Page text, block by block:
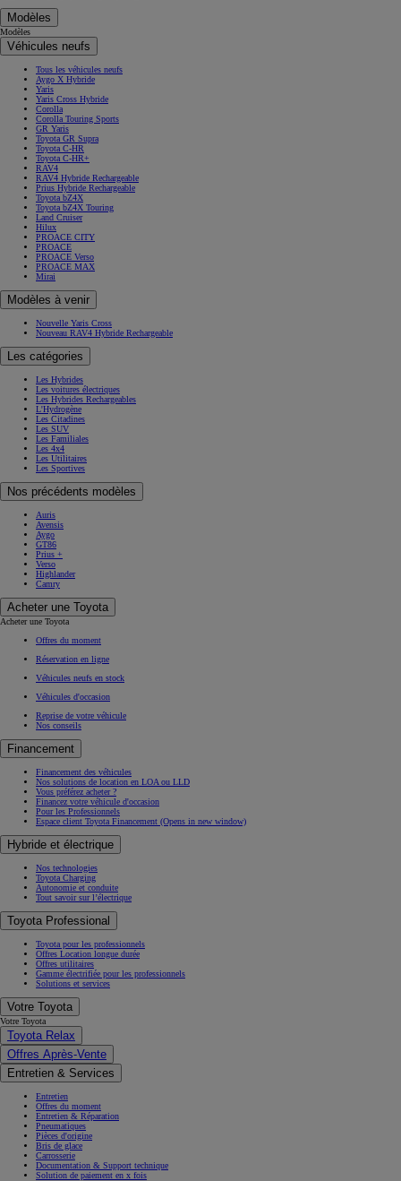
Modèles
Modèles
Véhicules neufs
Tous les véhicules neufs
Aygo X Hybride
Yaris
Yaris Cross Hybride
Corolla
Corolla Touring Sports
GR Yaris
Toyota GR Supra
Toyota C-HR
Toyota C-HR+
RAV4
RAV4 Hybride Rechargeable
Prius Hybride Rechargeable
Toyota bZ4X
Toyota bZ4X Touring
Land Cruiser
Hilux
PROACE CITY
PROACE
PROACE Verso
PROACE MAX
Mirai
Modèles à venir
Nouvelle Yaris Cross
Nouveau RAV4 Hybride Rechargeable
Les catégories
Les Hybrides
Les voitures électriques
Les Hybrides Rechargeables
L'Hydrogène
Les Citadines
Les SUV
Les Familiales
Les 4x4
Les Utilitaires
Les Sportives
Nos précédents modèles
Auris
Avensis
Aygo
GT86
Prius +
Verso
Highlander
Camry
Acheter une Toyota
Acheter une Toyota
Offres du moment
Réservation en ligne
Véhicules neufs en stock
Véhicules d'occasion
Reprise de votre véhicule
Nos conseils
Financement
Financement des véhicules
Nos solutions de location en LOA ou LLD
Vous préférez acheter ?
Financez votre véhicule d'occasion
Pour les Professionnels
Espace client Toyota Financement (Opens in new window)
Hybride et électrique
Nos technologies
Toyota Charging
Autonomie et conduite
Tout savoir sur l’électrique
Toyota Professional
Toyota pour les professionnels
Offres Location longue durée
Offres utilitaires
Gamme électrifiée pour les professionnels
Solutions et services
Votre Toyota
Votre Toyota
Toyota Relax
Offres Après-Vente
Entretien & Services
Entretien
Offres du moment
Entretien & Réparation
Pneumatiques
Pièces d'origine
Bris de glace
Carrosserie
Documentation & Support technique
Solution de paiement en x fois